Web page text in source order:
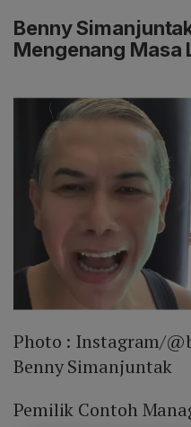
Benny
Mengenang Masa
Photo : Instagram/
Benny Simanjuntak
Pemilik Contoh